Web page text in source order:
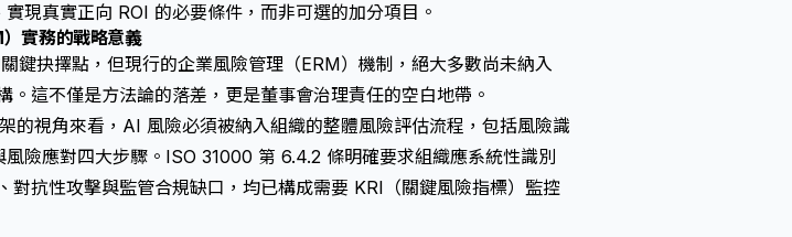
現真實正向 ROI 的必要條件，而非可選的加分項目。
實務的戰略意義
鍵抉擇點，但現行的企業風險管理（ERM）機制，絕大多數尚未納入
。這不僅是方法論的落差，更是董事會治理責任的空白地帶。
的視角來看，AI 風險必須被納入組織的整體風險評估流程，包括風險識
險應對四大步驟。ISO 31000 第 6.4.2 條明確要求組織應系統性識別
對抗性攻擊與監管合規缺口，均已構成需要 KRI（關鍵風險指標）監控